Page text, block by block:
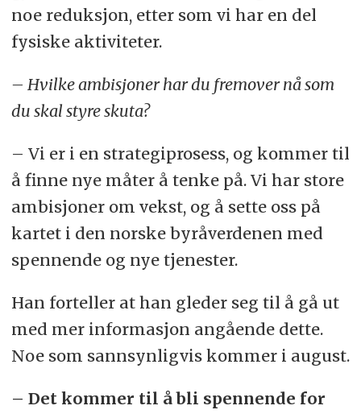
noe reduksjon, etter som vi har en del
fysiske aktiviteter.
– Hvilke ambisjoner har du fremover nå som
du skal styre skuta?
– Vi er i en strategiprosess, og kommer til
å finne nye måter å tenke på. Vi har store
ambisjoner om vekst, og å sette oss på
kartet i den norske byråverdenen med
spennende og nye tjenester.
Han forteller at han gleder seg til å gå ut
med mer informasjon angående dette.
Noe som sannsynligvis kommer i august.
– Det kommer til å bli spennende for